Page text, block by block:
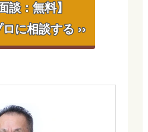
談：無料】
に相談する ››